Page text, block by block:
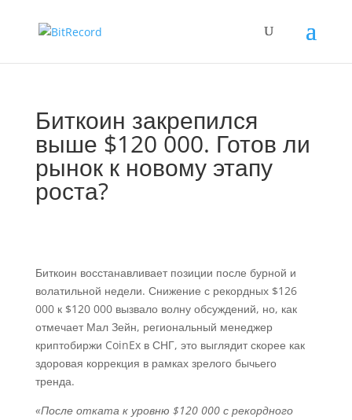
Биткоин закрепился
выше $120 000. Готов ли
рынок к новому этапу
роста?
Биткоин восстанавливает позиции после бурной и
волатильной недели. Снижение с рекордных $126
000 к $120 000 вызвало волну обсуждений, но, как
отмечает Мал Зейн, региональный менеджер
криптобиржи CoinEx в СНГ, это выглядит скорее как
здоровая коррекция в рамках зрелого бычьего
тренда.
«После отката к уровню $120 000 с рекордного